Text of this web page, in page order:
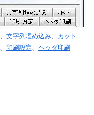
、 文字列埋め込み、 カット
、 印刷設定、 ヘッダ印刷